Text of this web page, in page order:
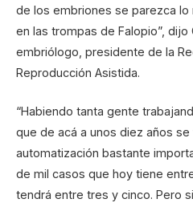
de los embriones se parezca lo
en las trompas de Falopio”, dijo
embriólogo, presidente de la
Reproducción Asistida.
“Habiendo tanta gente
que de acá a unos diez años se
automatización bastante
de mil casos que hoy tiene
tendrá entre tres y cinco. Pero